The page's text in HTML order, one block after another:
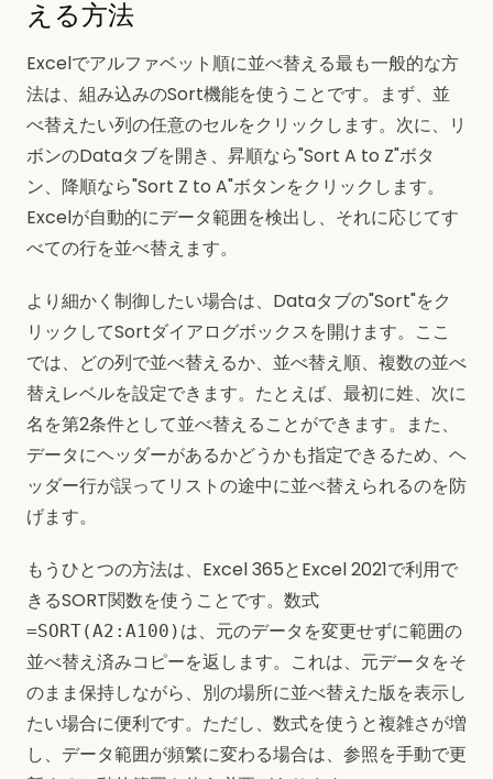
える方法
Excelでアルファベット順に並べ替える最も一般的な方
法は、組み込みのSort機能を使うことです。まず、並
べ替えたい列の任意のセルをクリックします。次に、リ
ボンのDataタブを開き、昇順なら"Sort A to Z"ボタ
ン、降順なら"Sort Z to A"ボタンをクリックします。
Excelが自動的にデータ範囲を検出し、それに応じてす
べての行を並べ替えます。
より細かく制御したい場合は、Dataタブの"Sort"をク
リックしてSortダイアログボックスを開けます。ここ
では、どの列で並べ替えるか、並べ替え順、複数の並べ
替えレベルを設定できます。たとえば、最初に姓、次に
名を第2条件として並べ替えることができます。また、
データにヘッダーがあるかどうかも指定できるため、ヘ
ッダー行が誤ってリストの途中に並べ替えられるのを防
げます。
もうひとつの方法は、Excel 365とExcel 2021で利用で
きるSORT関数を使うことです。数式
=SORT(A2:A100) は、元のデータを変更せずに範囲の
並べ替え済みコピーを返します。これは、元データをそ
のまま保持しながら、別の場所に並べ替えた版を表示し
たい場合に便利です。ただし、数式を使うと複雑さが増
し、データ範囲が頻繁に変わる場合は、参照を手動で更